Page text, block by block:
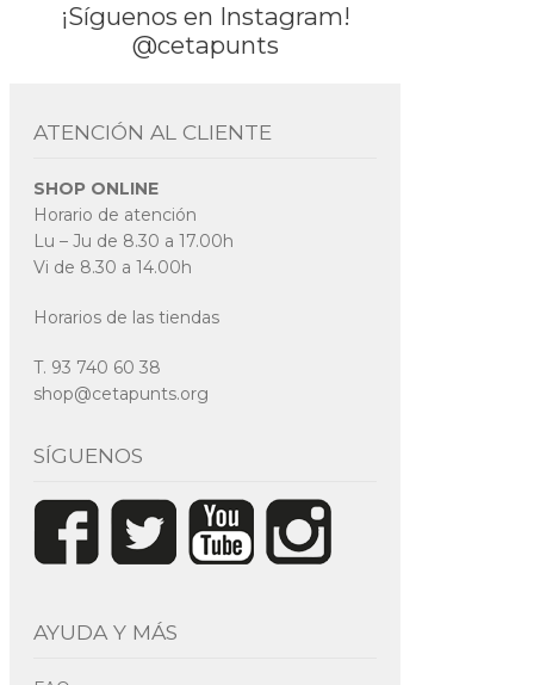
¡Síguenos en Instagram!
@cetapunts
ATENCIÓN AL CLIENTE
SHOP ONLINE
Horario de atención
Lu – Ju de 8.30 a 17.00h
Vi de 8.30 a 14.00h
Horarios de las tiendas
T. 93 740 60 38
shop@cetapunts.org
SÍGUENOS
AYUDA Y MÁS